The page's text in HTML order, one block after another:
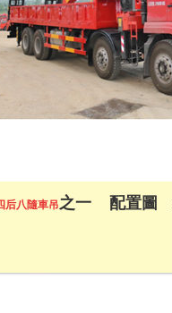
后八隨車吊之一 配置圖